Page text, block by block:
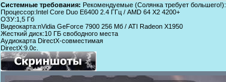
Системные требования: Рекомендуемые (Солянка требует большего!):
Процессор:Intel Core Duo E6400 2.4 ГГц / AMD 64 X2 4200+
ОЗУ:1,5 Гб
Видеокарта:nVidia GeForce 7900 256 Мб / ATI Radeon X1950
Жесткий диск:10 ГБ свободного места
Аудиокарта DirectX-совместимая
DirectX:9.0с.